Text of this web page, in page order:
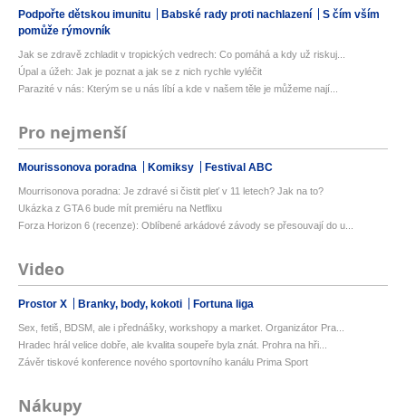
Podpořte dětskou imunitu Babské rady proti nachlazení
S čím vším
pomůže rýmovník
Jak se zdravě zchladit v tropických vedrech: Co pomáhá a kdy už riskuj...
Úpal a úžeh: Jak je poznat a jak se z nich rychle vyléčit
Parazité v nás: Kterým se u nás líbí a kde v našem těle je můžeme nají...
Pro nejmenší
Mourissonova poradna Komiksy Festival ABC
Mourrisonova poradna: Je zdravé si čistit pleť v 11 letech? Jak na to?
Ukázka z GTA 6 bude mít premiéru na Netflixu
Forza Horizon 6 (recenze): Oblíbené arkádové závody se přesouvají do u...
Video
Prostor X Branky, body, kokoti Fortuna liga
Sex, fetiš, BDSM, ale i přednášky, workshopy a market. Organizátor Pra...
Hradec hrál velice dobře, ale kvalita soupeře byla znát. Prohra na hři...
Závěr tiskové konference nového sportovního kanálu Prima Sport
Nákupy